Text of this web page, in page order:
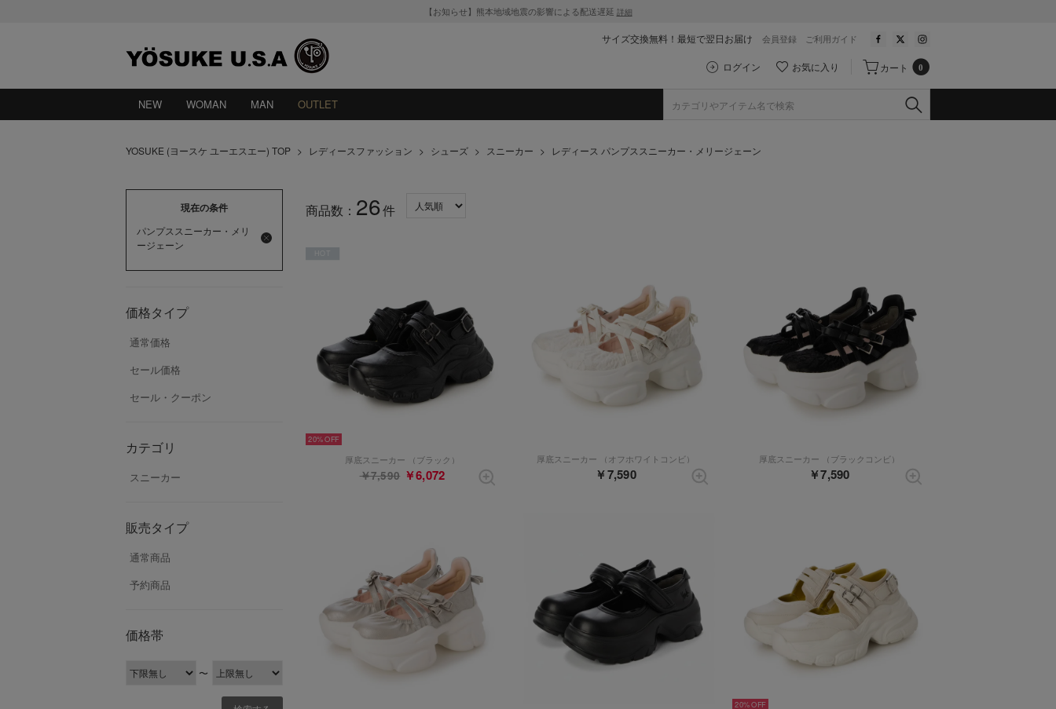
【お知らせ】熊本地域地震の影響による配送遅延 詳細
サイズ交換無料！最短で翌日お届け 会員登録 ご利用ガイド
ログイン お気に入り カート 0
NEW WOMAN MAN OUTLET
YOSUKE (ヨースケ ユーエスエー) TOP > レディースファッション > シューズ > スニーカー > レディース パンプススニーカー・メリージェーン
現在の条件
パンプススニーカー・メリ
ージェーン
価格タイプ
通常価格
セール価格
セール・クーポン
カテゴリ
スニーカー
販売タイプ
通常商品
予約商品
価格帯
〜
商品数： 26件
20%
厚底スニーカー （ブラック）
￥7,590 ￥6,072
厚底スニーカー （オフホワイトコンビ）
￥7,590
厚底スニーカー （ブラックコンビ）
￥7,590
20%